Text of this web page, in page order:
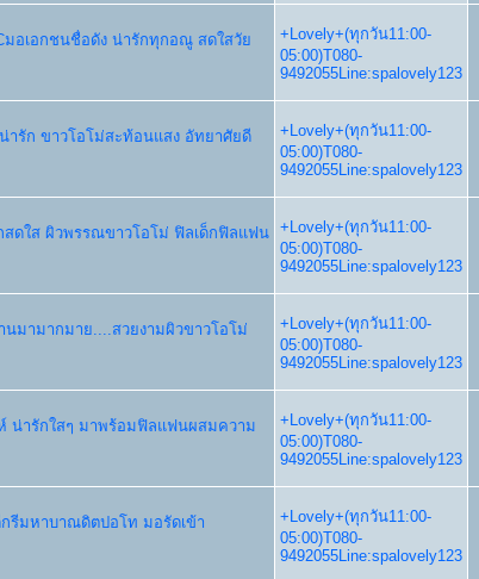
อเอกชนชื่อดัง น่ารักทุกอณู สดใสวัย
+Lovely+(ทุกวัน11:00-
05:00)T080-
9492055Line:spalovely123
ารัก ขาวโอโม่สะท้อนแสง อัทยาศัยดี
+Lovely+(ทุกวัน11:00-
05:00)T080-
9492055Line:spalovely123
ดใส ผิวพรรณขาวโอโม่ ฟิลเด็กฟิลแฟน +Lovely+(ทุกวัน11:00-
05:00)T080-
9492055Line:spalovely123
มามากมาย....สวยงามผิวขาวโอโม่
+Lovely+(ทุกวัน11:00-
05:00)T080-
9492055Line:spalovely123
น่ารักใสๆ มาพร้อมฟิลแฟนผสมความ
+Lovely+(ทุกวัน11:00-
05:00)T080-
9492055Line:spalovely123
รีมหาบาณดิตปอโท มอรัดเข้า
+Lovely+(ทุกวัน11:00-
05:00)T080-
9492055Line:spalovely123